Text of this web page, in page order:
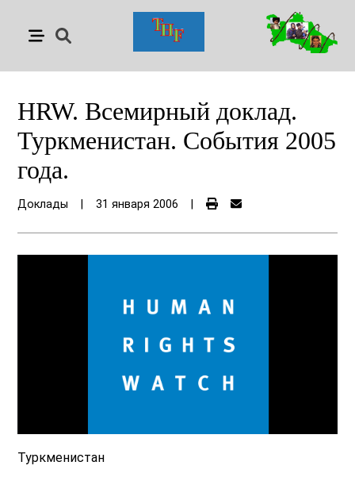
HRW. Всемирный доклад.
Туркменистан. События 2005
года.
Доклады 31 января 2006
Туркменистан